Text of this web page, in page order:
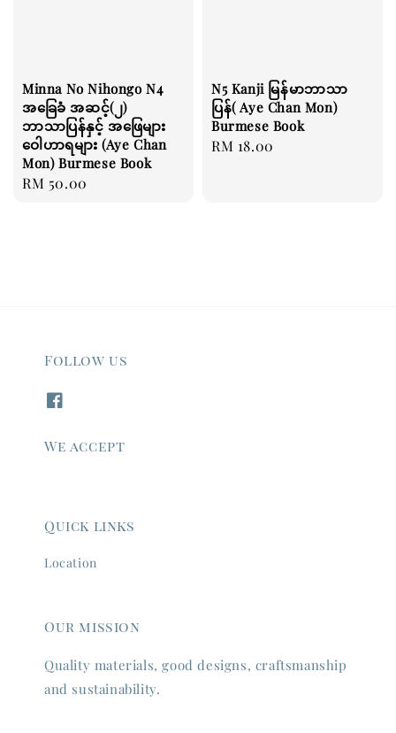
Minna No Nihongo ‌N4
အခြေခံ အဆင့်(၂)
ဘာသာပြန်နှင့် အဖြေများ
ဝေါဟာရများ (Aye Chan
Mon) Burmese Book
Regular
RM 50.00
N5 Kanji မြန်မာဘာသာ
ပြန်( Aye Chan Mon)
Burmese Book
Regular
RM 18.00
Follow us
We accept
Quick links
Location
Our mission
Quality materials, good designs, craftsmanship
and sustainability.